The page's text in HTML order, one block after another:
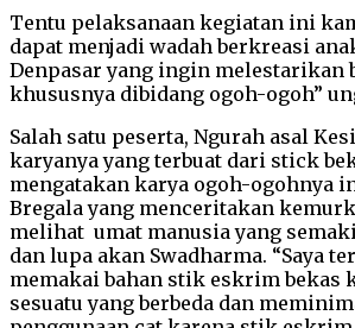
Tentu pelaksanaan kegiatan ini
dapat menjadi wadah berkreasi
Denpasar yang ingin melestarikan
khususnya dibidang ogoh-ogoh”
Salah satu peserta, Ngurah asal
karyanya yang terbuat dari stick
mengatakan karya ogoh-ogohnya
Bregala yang menceritakan
melihat umat manusia yang
dan lupa akan Swadharma. “Saya
memakai bahan stik eskrim bekas
sesuatu yang berbeda dan